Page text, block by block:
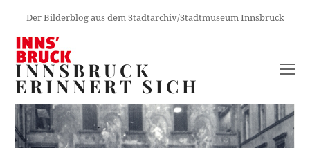
Der Bilderblog aus dem Stadtarchiv/Stadtmuseum Innsbruck
INNSBRUCK
ERINNERT SICH